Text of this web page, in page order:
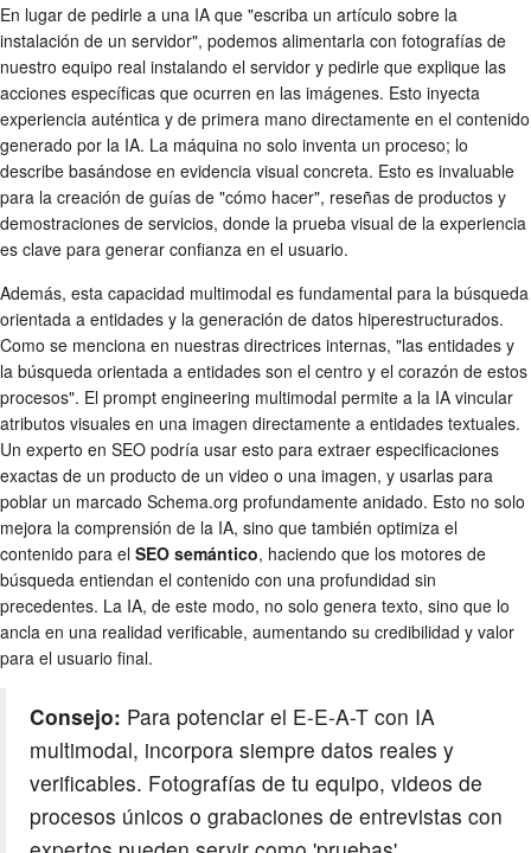
En lugar de pedirle a una IA que "escriba un artículo sobre la
instalación de un servidor", podemos alimentarla con fotografías de
nuestro equipo real instalando el servidor y pedirle que explique las
acciones específicas que ocurren en las imágenes. Esto inyecta
experiencia auténtica y de primera mano directamente en el contenido
generado por la IA. La máquina no solo inventa un proceso; lo
describe basándose en evidencia visual concreta. Esto es invaluable
para la creación de guías de "cómo hacer", reseñas de productos y
demostraciones de servicios, donde la prueba visual de la experiencia
es clave para generar confianza en el usuario.
Además, esta capacidad multimodal es fundamental para la búsqueda
orientada a entidades y la generación de datos hiperestructurados.
Como se menciona en nuestras directrices internas, "las entidades y
la búsqueda orientada a entidades son el centro y el corazón de estos
procesos". El prompt engineering multimodal permite a la IA vincular
atributos visuales en una imagen directamente a entidades textuales.
Un experto en SEO podría usar esto para extraer especificaciones
exactas de un producto de un video o una imagen, y usarlas para
poblar un marcado Schema.org profundamente anidado. Esto no solo
mejora la comprensión de la IA, sino que también optimiza el
contenido para el SEO semántico, haciendo que los motores de
búsqueda entiendan el contenido con una profundidad sin
precedentes. La IA, de este modo, no solo genera texto, sino que lo
ancla en una realidad verificable, aumentando su credibilidad y valor
para el usuario final.
Consejo: Para potenciar el E-E-A-T con IA
multimodal, incorpora siempre datos reales y
verificables. Fotografías de tu equipo, videos de
procesos únicos o grabaciones de entrevistas con